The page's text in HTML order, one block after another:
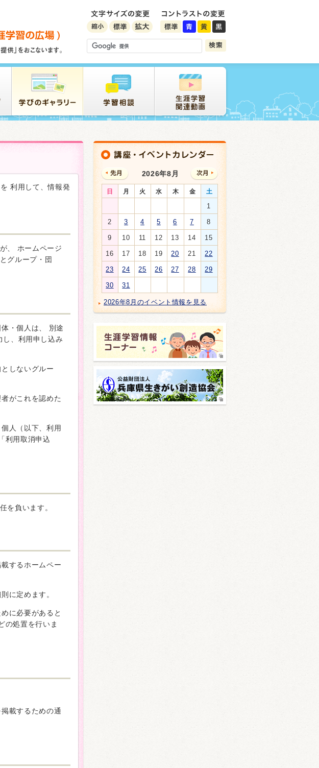
利用して、情報発
、 ホームページ
グループ・団
・個人は、 別途
し、利用申し込み
しないグルー
がこれを認めた
人（以下、利用
利用取消申込
を負います。
するホームペー
に定めます。
に必要があると
の処置を行いま
載するための通
2026年8月
日 月 火 水 木 金 土
1
2 3 4 5 6 7 8
9 10 11 12 13 14 15
16 17 18 19 20 21 22
23 24 25 26 27 28 29
30 31
2026年8月のイベント情報を見る